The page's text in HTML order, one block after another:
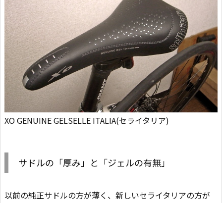
XO GENUINE GELSELLE ITALIA(セライタリア)
サドルの「厚み」と「ジェルの有無」
以前の純正サドルの方が薄く、新しいセライタリアの方が